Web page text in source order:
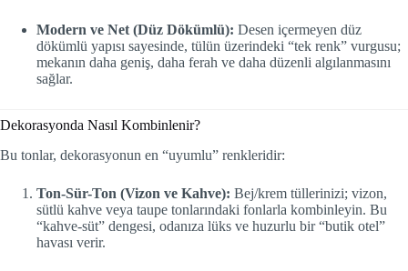
Modern ve Net (Düz Dökümlü): Desen içermeyen düz
dökümlü yapısı sayesinde, tülün üzerindeki “tek renk” vurgusu;
mekanın daha geniş, daha ferah ve daha düzenli algılanmasını
sağlar.
Dekorasyonda Nasıl Kombinlenir?
Bu tonlar, dekorasyonun en “uyumlu” renkleridir:
Ton-Sür-Ton (Vizon ve Kahve): Bej/krem tüllerinizi; vizon,
sütlü kahve veya taupe tonlarındaki fonlarla kombinleyin. Bu
“kahve-süt” dengesi, odanıza lüks ve huzurlu bir “butik otel”
havası verir.